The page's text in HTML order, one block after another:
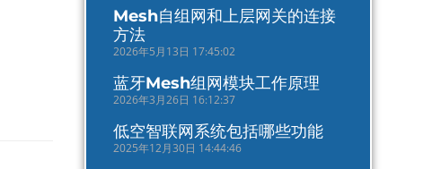
Mesh自组网和上层网关的连接
方法
2026年5月13日 17:45:02
蓝牙Mesh组网模块工作原理
2026年3月26日 16:12:37
低空智联网系统包括哪些功能
2025年12月30日 14:44:46